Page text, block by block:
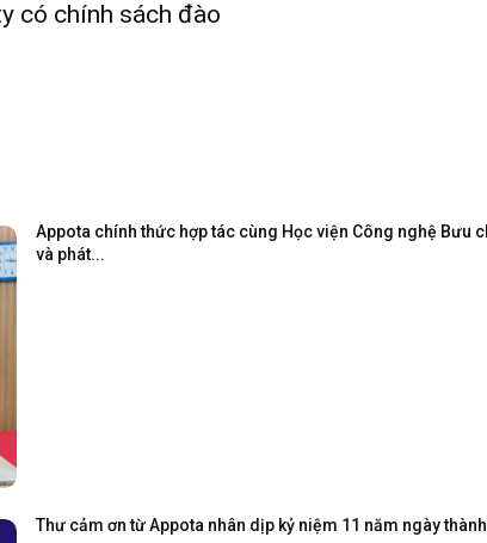
có chính sách đào
Appota chính thức hợp tác cùng Học viện Công nghệ Bưu
và phát...
Thư cảm ơn từ Appota nhân dịp kỷ niệm 11 năm ngày